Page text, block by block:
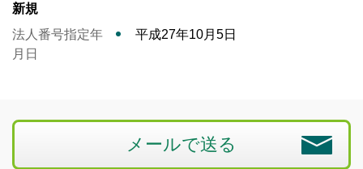
新規
法人番号指定年
月日
平成27年10月5日
メールで送る